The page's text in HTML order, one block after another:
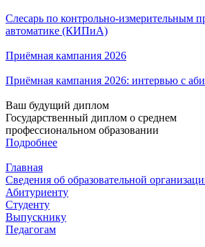
Слесарь по контрольно-измерительным
автоматике (КИПиА)
Приёмная кампания 2026
Приёмная кампания 2026: интервью с
Ваш будущий диплом
Государственный диплом о среднем
профессиональном образовании
Подробнее
Главная
Сведения об образовательной
Абитуриенту
Студенту
Выпускнику
Педагогам